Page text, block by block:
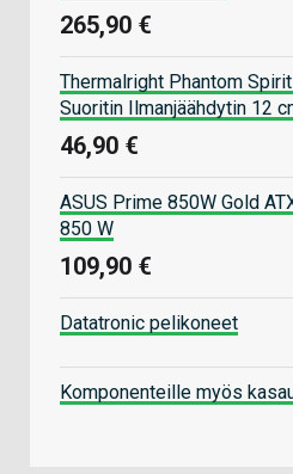
265,90 €
Thermalright Phantom
Suoritin Ilmanjäähdytin 12
46,90 €
ASUS Prime 850W Gold
850 W
109,90 €
Datatronic pelikoneet
Komponenteille myös